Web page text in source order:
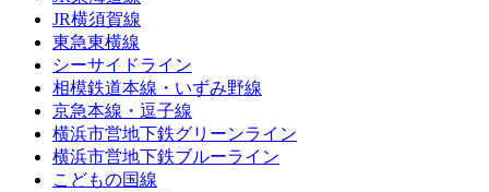
JR横須賀線
東急東横線
シーサイドライン
相模鉄道本線・いずみ野線
京急本線・逗子線
横浜市営地下鉄グリーンライン
横浜市営地下鉄ブルーライン
こどもの国線